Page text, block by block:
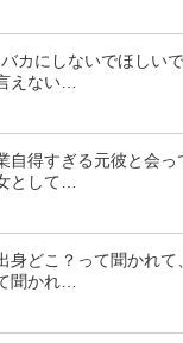
カにしないでほしい
えない…
自得すぎる元彼と会っ
として…
身どこ？って聞かれ
聞かれ…